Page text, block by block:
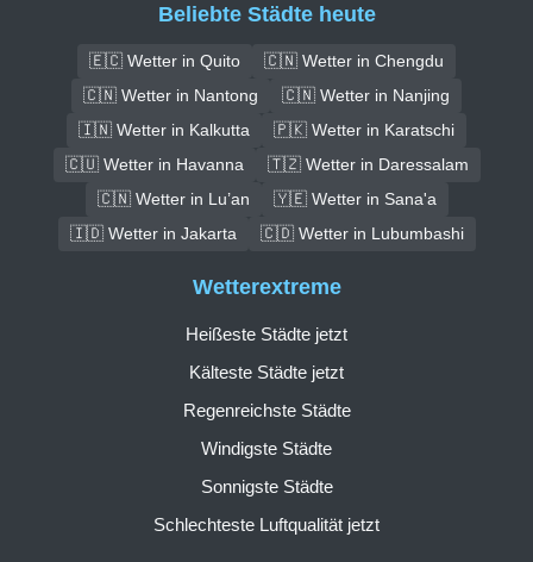
Beliebte Städte heute
🇪🇨 Wetter in Quito
🇨🇳 Wetter in Chengdu
🇨🇳 Wetter in Nantong
🇨🇳 Wetter in Nanjing
🇮🇳 Wetter in Kalkutta
🇵🇰 Wetter in Karatschi
🇨🇺 Wetter in Havanna
🇹🇿 Wetter in Daressalam
🇨🇳 Wetter in Lu’an
🇾🇪 Wetter in Sana'a
🇮🇩 Wetter in Jakarta
🇨🇩 Wetter in Lubumbashi
Wetterextreme
Heißeste Städte jetzt
Kälteste Städte jetzt
Regenreichste Städte
Windigste Städte
Sonnigste Städte
Schlechteste Luftqualität jetzt